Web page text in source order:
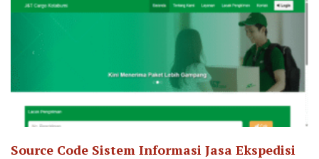
Source Code Sistem Informasi Jasa Ekspedisi